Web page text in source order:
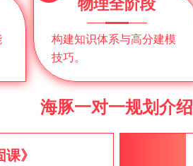
物理全阶段
构建知识体系与高分建模
技巧。
海豚一对一规划介绍
课》